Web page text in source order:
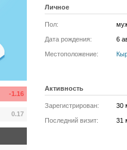
Личное
Пол:
Дата рождения: 6
Местоположение:
Активность
Зарегистрирован: 30
Последний визит: 31
-1.16
0.17